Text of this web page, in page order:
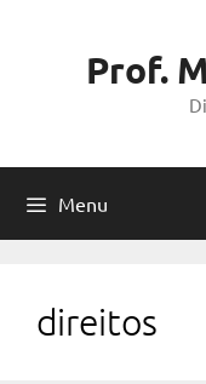
Prof.
Menu
direitos
Sim
Não
O email acima
incluído em nossa